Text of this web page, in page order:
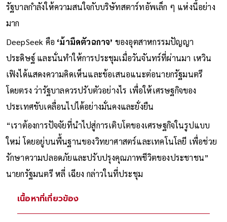
รัฐบาลกำลังให้ความสนใจกับบริษัทสตาร์ทอัพเล็ก ๆ แห่งนี้อย่าง
มาก
DeepSeek คือ ‘ม้ามืดตัวฉกาจ’ ของอุตสาหกรรมปัญญา
ประดิษฐ์ และนั่นทำให้การประชุมเมื่อวันจันทร์ที่ผ่านมา เหวิน
เฟิงได้แสดงความคิดเห็นและข้อเสนอแนะต่อนายกรัฐมนตรี
โดยตรง ว่ารัฐบาลควรปรับตัวอย่างไร เพื่อให้เศรษฐกิจของ
ประเทศขับเคลื่อนไปได้อย่างมั่นคงและยั่งยืน
“เราต้องการปัจจัยที่นำไปสู่การเติบโตของเศรษฐกิจในรูปแบบ
ใหม่ โดยอยู่บนพื้นฐานของวิทยาศาสตร์และเทคโนโลยี เพื่อช่วย
รักษาความปลอดภัยและปรับปรุงคุณภาพชีวิตของประชาชน”
นายกรัฐมนตรี หลี่ เฉียง กล่าวในที่ประชุม
เนื้อหาที่เกี่ยวข้อง